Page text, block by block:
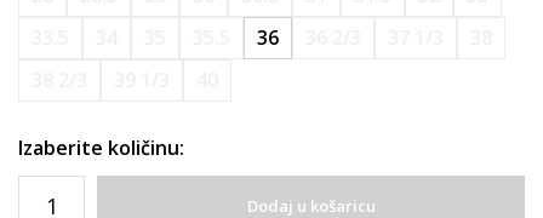
36
Izaberite količinu:
Dodaj u košaricu